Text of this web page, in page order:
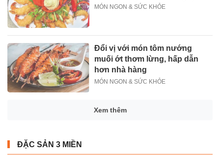
MÓN NGON & SỨC KHỎE
Đổi vị với món tôm nướng
muối ớt thơm lừng, hấp dẫn
hơn nhà hàng
MÓN NGON & SỨC KHỎE
Xem thêm
ĐẶC SẢN 3 MIỀN